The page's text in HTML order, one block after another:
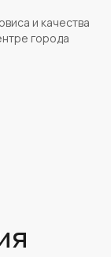
и качества
города